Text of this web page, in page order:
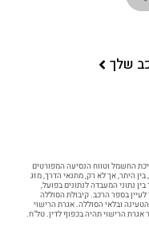
שלך
החשמל וטווח הנסיעה המפורטים
היתר, אך לא רק, מתנאי הדרך, מזג
נתוני המעבדה לנתונים בפועל,
בספר הרכב. קיבולת הסוללה
ובלאי הסוללה. אגרת הרישוי
אגרת הרישוי תהיה בכפוף לדין. טל"ח.